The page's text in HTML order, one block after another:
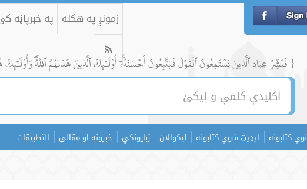
زمونږ په هکله په خبرپاڼه
{ فَبَشِّرۡ عِبَادِ ٱلَّذِينَ يَسۡتَمِعُونَ ٱلۡقَوۡلَ فَيَتَّبِعُونَ أَحۡسَنَهُۥٓۚ أُوْلَٰٓئِكَ ٱلَّذِينَ هَدَىٰهُمُ ٱللَّهُۖ وَأُوْلَٰٓئِكَ
نوي کتابونه اپډیټ شوي کتابونه لیکوالان ژباړونکي خبرونه او مقالې التطبيقات